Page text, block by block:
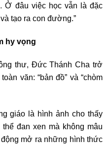
Ở đâu việc học vẫn là đặc
tạo ra con đường.”
hy vọng
thư, Đức Thánh Cha trở
văn: “bản đồ” và “chòm
giáo là hình ảnh cho thấy
đan xen mà không mâu
mở ra những hình thức